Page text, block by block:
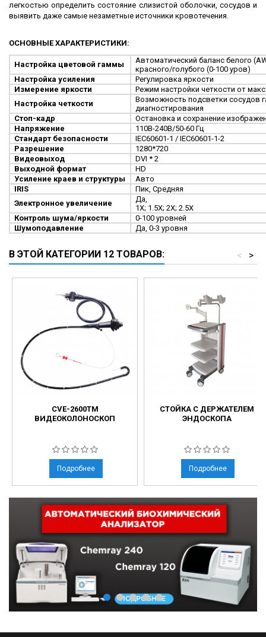
легкостью определить состояние слизистой оболочки, сосудов и
выявить даже самые незаметные источники кровотечения.
ОСНОВНЫЕ ХАРАКТЕРИСТИКИ:
Настройка цветовой гаммы Автоматический баланс белого (
красного/голубого (0-100 уров)
Настройка усиления
Регулировка яркости
Измерение яркости
Режим настройки четкости от
Настройка четкости
Возможность подсветки сосудов
диагностирования
Стоп-кадр
Остановка и сохранение
Напряжение
110В-240В/50-60 Гц
Стандарт безопасности
IEC60601-1 / IEC60601-1-2
Разрешение
1280*720
Видеовыход
DVI * 2
Выходной формат
HD
Усиление краев и структуры
Авто
IRIS
Пик, Средняя
Электронное увеличение
Да,
1X; 1.5X; 2X; 2.5X
Контроль шума/яркости
0-100 уровней
Шумоподавление
Да, 0-3 уровня
В ЭТОЙ КАТЕГОРИИ 12 ТОВАРОВ: >
<
CVE-2600TM
ВИДЕОКОЛОНОСКОП
Подробнее
СТОЙКА С ДЕРЖАТЕЛЕМ
ЭНДОСКОПА
Подробнее